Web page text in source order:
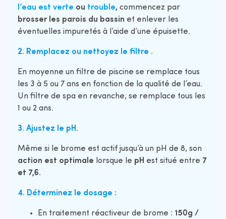
l’eau est verte ou trouble, commencez par
brosser les parois du bassin et enlever les
éventuelles impuretés à l’aide d’une épuisette.
2. Remplacez ou nettoyez le filtre .
En moyenne un filtre de piscine se remplace tous
les 3 à 5 ou 7 ans en fonction de la qualité de l’eau.
Un filtre de spa en revanche, se remplace tous les
1 ou 2 ans.
3. Ajustez le pH .
Même si le brome est actif jusqu’à un pH de 8, son
action est optimale lorsque le pH est situé entre 7
et 7,6.
4. Déterminez le dosage :
En traitement réactiveur de brome : 150g /